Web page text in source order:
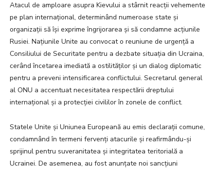
Atacul de amploare asupra Kievului a stârnit reacții vehemente
pe plan internațional, determinând numeroase state și
organizații să își exprime îngrijorarea și să condamne acțiunile
Rusiei. Națiunile Unite au convocat o reuniune de urgență a
Consiliului de Securitate pentru a dezbate situația din Ucraina,
cerând încetarea imediată a ostilităților și un dialog diplomatic
pentru a preveni intensificarea conflictului. Secretarul general
al ONU a accentuat necesitatea respectării dreptului
internațional și a protecției civililor în zonele de conflict.
Statele Unite și Uniunea Europeană au emis declarații comune,
condamnând în termeni fervenți atacurile și reafirmându-și
sprijinul pentru suveranitatea și integritatea teritorială a
Ucrainei. De asemenea, au fost anunțate noi sancțiuni